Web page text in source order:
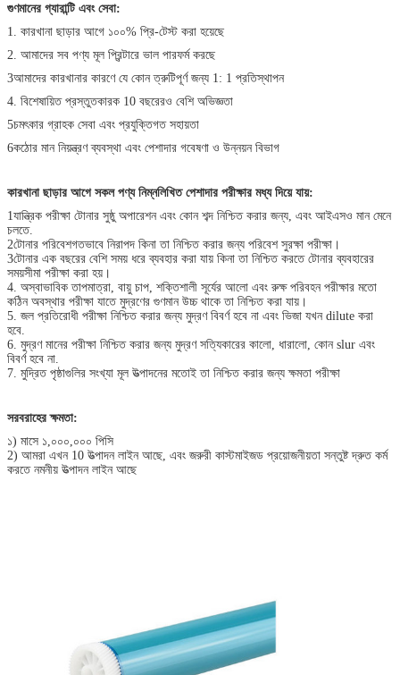
গুণমানের গ্যারান্টি এবং সেবা:
1. কারখানা ছাড়ার আগে ১০০% প্রি-টেস্ট করা হয়েছে
2. আমাদের সব পণ্য মূল প্রিন্টারে ভাল পারফর্ম করছে
3আমাদের কারখানার কারণে যে কোন ত্রুটিপূর্ণ জন্য 1: 1 প্রতিস্থাপন
4. বিশেষায়িত প্রস্তুতকারক 10 বছরেরও বেশি অভিজ্ঞতা
5চমৎকার গ্রাহক সেবা এবং প্রযুক্তিগত সহায়তা
6কঠোর মান নিয়ন্ত্রণ ব্যবস্থা এবং পেশাদার গবেষণা ও উন্নয়ন বিভাগ
কারখানা ছাড়ার আগে সকল পণ্য নিম্নলিখিত পেশাদার পরীক্ষার মধ্য দিয়ে যায়:
1যান্ত্রিক পরীক্ষা টোনার সুষ্ঠু অপারেশন এবং কোন শব্দ নিশ্চিত করার জন্য, এবং আইএসও মান মেনে
চলতে.
2টোনার পরিবেশগতভাবে নিরাপদ কিনা তা নিশ্চিত করার জন্য পরিবেশ সুরক্ষা পরীক্ষা।
3টোনার এক বছরের বেশি সময় ধরে ব্যবহার করা যায় কিনা তা নিশ্চিত করতে টোনার ব্যবহারের
সময়সীমা পরীক্ষা করা হয়।
4. অস্বাভাবিক তাপমাত্রা, বায়ু চাপ, শক্তিশালী সূর্যের আলো এবং রুক্ষ পরিবহন পরীক্ষার মতো
কঠিন অবস্থার পরীক্ষা যাতে মুদ্রণের গুণমান উচ্চ থাকে তা নিশ্চিত করা যায়।
5. জল প্রতিরোধী পরীক্ষা নিশ্চিত করার জন্য মুদ্রণ বিবর্ণ হবে না এবং ভিজা যখন dilute করা
হবে.
6. মুদ্রণ মানের পরীক্ষা নিশ্চিত করার জন্য মুদ্রণ সত্যিকারের কালো, ধারালো, কোন slur এবং
বিবর্ণ হবে না.
7. মুদ্রিত পৃষ্ঠাগুলির সংখ্যা মূল উত্পাদনের মতোই তা নিশ্চিত করার জন্য ক্ষমতা পরীক্ষা
সরবরাহের ক্ষমতা:
১) মাসে ১,০০০,০০০ পিসি
2) আমরা এখন 10 উত্পাদন লাইন আছে, এবং জরুরী কাস্টমাইজড প্রয়োজনীয়তা সন্তুষ্ট দ্রুত কর্ম
করতে নমনীয় উত্পাদন লাইন আছে